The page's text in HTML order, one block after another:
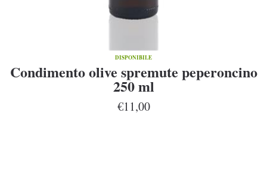
DISPONIBILE
Condimento olive spremute peperoncino
250 ml
€11,00